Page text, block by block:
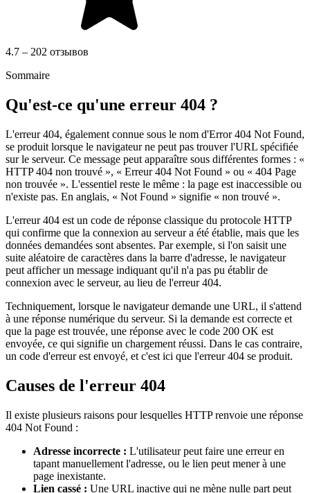
4.7 – 202 отзывов
Sommaire
Qu'est-ce qu'une erreur 404 ?
L'erreur 404, également connue sous le nom d'Error 404 Not Found,
se produit lorsque le navigateur ne peut pas trouver l'URL spécifiée
sur le serveur. Ce message peut apparaître sous différentes formes : «
HTTP 404 non trouvé », « Erreur 404 Not Found » ou « 404 Page
non trouvée ». L'essentiel reste le même : la page est inaccessible ou
n'existe pas. En anglais, « Not Found » signifie « non trouvé ».
L'erreur 404 est un code de réponse classique du protocole HTTP
qui confirme que la connexion au serveur a été établie, mais que les
données demandées sont absentes. Par exemple, si l'on saisit une
suite aléatoire de caractères dans la barre d'adresse, le navigateur
peut afficher un message indiquant qu'il n'a pas pu établir de
connexion avec le serveur, au lieu de l'erreur 404.
Techniquement, lorsque le navigateur demande une URL, il s'attend
à une réponse numérique du serveur. Si la demande est correcte et
que la page est trouvée, une réponse avec le code 200 OK est
envoyée, ce qui signifie un chargement réussi. Dans le cas contraire,
un code d'erreur est envoyé, et c'est ici que l'erreur 404 se produit.
Causes de l'erreur 404
Il existe plusieurs raisons pour lesquelles HTTP renvoie une réponse
404 Not Found :
Adresse incorrecte : L'utilisateur peut faire une erreur en
tapant manuellement l'adresse, ou le lien peut mener à une
page inexistante.
Lien cassé : Une URL inactive qui ne mène nulle part peut